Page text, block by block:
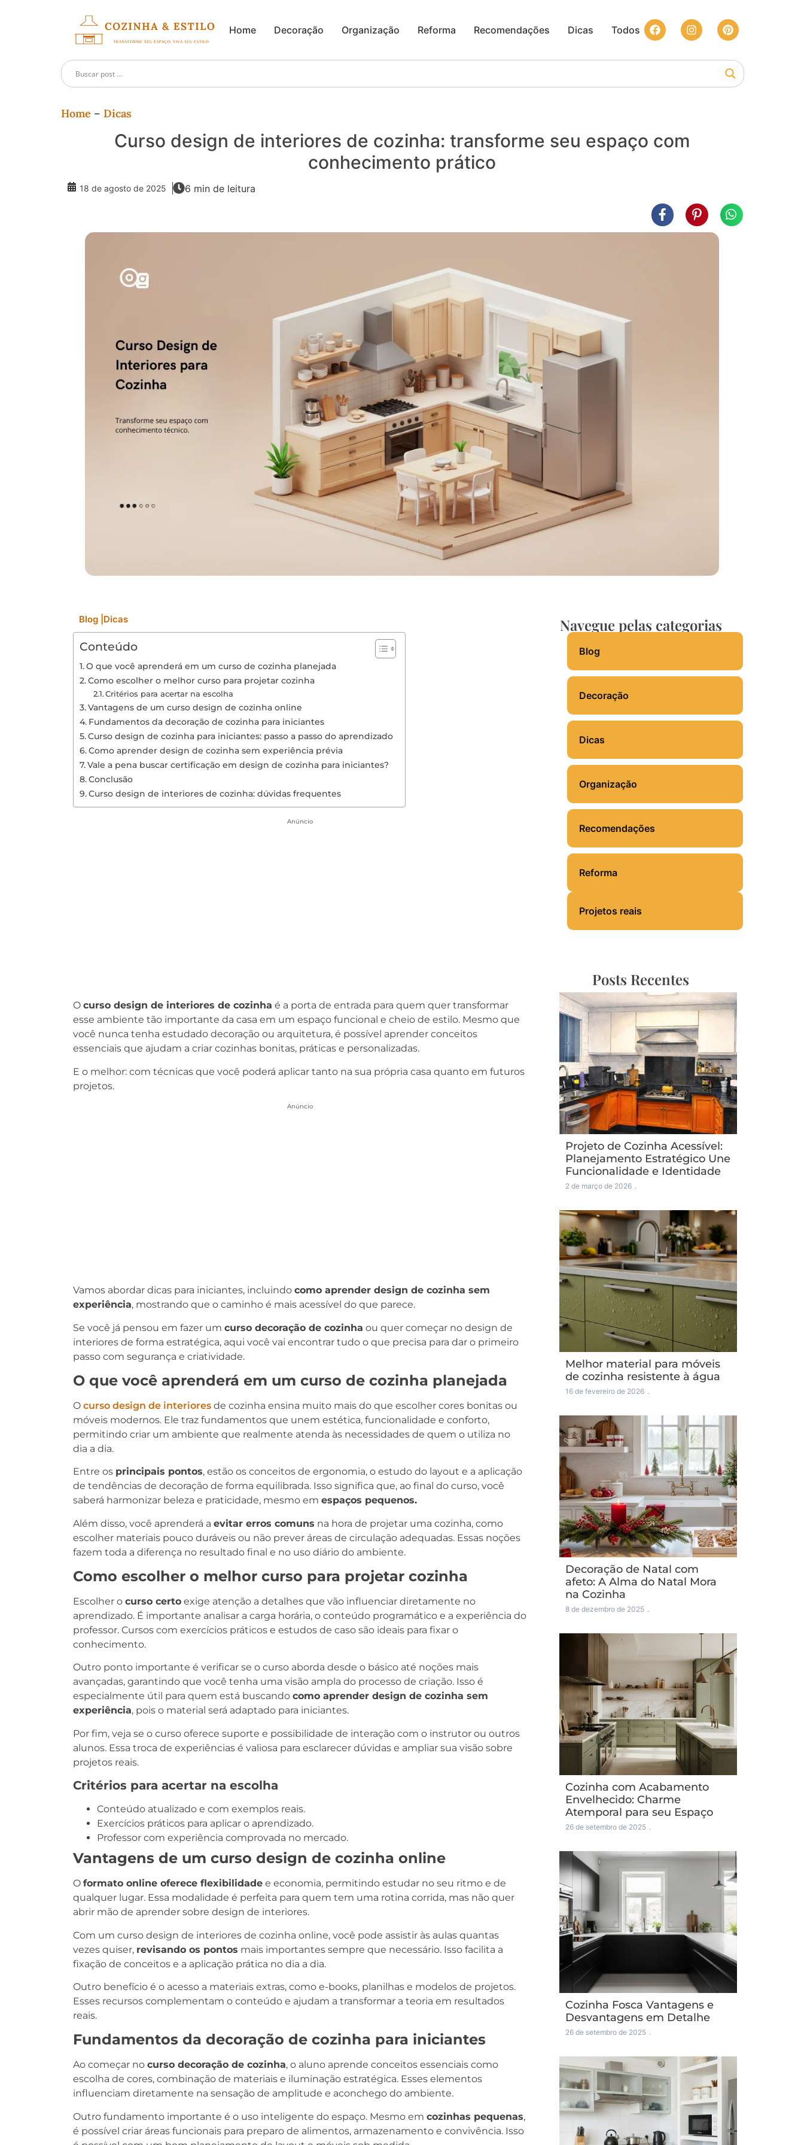
Home Decoração Organização Reforma Recomendações Dicas Todos
Home – Dicas
Curso design de interiores de cozinha: transforme seu espaço com
conhecimento prático
18 de agosto de 2025 6 min de leitura
Blog Dicas
Conteúdo
O que você aprenderá em um curso de cozinha planejada
Como escolher o melhor curso para projetar cozinha
Critérios para acertar na escolha
Vantagens de um curso design de cozinha online
Fundamentos da decoração de cozinha para iniciantes
Curso design de cozinha para iniciantes: passo a passo do aprendizado
Como aprender design de cozinha sem experiência prévia
Vale a pena buscar certificação em design de cozinha para iniciantes?
Conclusão
Curso design de interiores de cozinha: dúvidas frequentes
Anúncio
O curso design de interiores de cozinha é a porta de entrada para quem quer transformar
esse ambiente tão importante da casa em um espaço funcional e cheio de estilo. Mesmo que
você nunca tenha estudado decoração ou arquitetura, é possível aprender conceitos
essenciais que ajudam a criar cozinhas bonitas, práticas e personalizadas.
E o melhor: com técnicas que você poderá aplicar tanto na sua própria casa quanto em futuros
projetos.
Anúncio
Vamos abordar dicas para iniciantes, incluindo como aprender design de cozinha sem
experiência, mostrando que o caminho é mais acessível do que parece.
Se você já pensou em fazer um curso decoração de cozinha ou quer começar no design de
interiores de forma estratégica, aqui você vai encontrar tudo o que precisa para dar o primeiro
passo com segurança e criatividade.
O que você aprenderá em um curso de cozinha planejada
O curso design de interiores de cozinha ensina muito mais do que escolher cores bonitas ou
móveis modernos. Ele traz fundamentos que unem estética, funcionalidade e conforto,
permitindo criar um ambiente que realmente atenda às necessidades de quem o utiliza no
dia a dia.
Entre os principais pontos, estão os conceitos de ergonomia, o estudo do layout e a aplicação
de tendências de decoração de forma equilibrada. Isso significa que, ao final do curso, você
saberá harmonizar beleza e praticidade, mesmo em espaços pequenos.
Além disso, você aprenderá a evitar erros comuns na hora de projetar uma cozinha, como
escolher materiais pouco duráveis ou não prever áreas de circulação adequadas. Essas noções
fazem toda a diferença no resultado final e no uso diário do ambiente.
Como escolher o melhor curso para projetar cozinha
Escolher o curso certo exige atenção a detalhes que vão influenciar diretamente no
aprendizado. É importante analisar a carga horária, o conteúdo programático e a experiência do
professor. Cursos com exercícios práticos e estudos de caso são ideais para fixar o
conhecimento.
Outro ponto importante é verificar se o curso aborda desde o básico até noções mais
avançadas, garantindo que você tenha uma visão ampla do processo de criação. Isso é
especialmente útil para quem está buscando como aprender design de cozinha sem
experiência, pois o material será adaptado para iniciantes.
Por fim, veja se o curso oferece suporte e possibilidade de interação com o instrutor ou outros
alunos. Essa troca de experiências é valiosa para esclarecer dúvidas e ampliar sua visão sobre
projetos reais.
Critérios para acertar na escolha
Conteúdo atualizado e com exemplos reais.
Exercícios práticos para aplicar o aprendizado.
Professor com experiência comprovada no mercado.
Vantagens de um curso design de cozinha online
O formato online oferece flexibilidade e economia, permitindo estudar no seu ritmo e de
qualquer lugar. Essa modalidade é perfeita para quem tem uma rotina corrida, mas não quer
abrir mão de aprender sobre design de interiores.
Com um curso design de interiores de cozinha online, você pode assistir às aulas quantas
vezes quiser, revisando os pontos mais importantes sempre que necessário. Isso facilita a
fixação de conceitos e a aplicação prática no dia a dia.
Outro benefício é o acesso a materiais extras, como e-books, planilhas e modelos de projetos.
Esses recursos complementam o conteúdo e ajudam a transformar a teoria em resultados
reais.
Fundamentos da decoração de cozinha para iniciantes
Ao começar no curso decoração de cozinha, o aluno aprende conceitos essenciais como
escolha de cores, combinação de materiais e iluminação estratégica. Esses elementos
influenciam diretamente na sensação de amplitude e aconchego do ambiente.
Outro fundamento importante é o uso inteligente do espaço. Mesmo em cozinhas pequenas,
é possível criar áreas funcionais para preparo de alimentos, armazenamento e convivência. Isso
Navegue pelas categorias
Blog
Decoração
Dicas
Organização
Recomendações
Reforma
Projetos reais
Posts Recentes
Projeto de Cozinha Acessível:
Planejamento Estratégico Une
Funcionalidade e Identidade
2 de março de 2026
Melhor material para móveis
de cozinha resistente à água
16 de fevereiro de 2026
Decoração de Natal com
afeto: A Alma do Natal Mora
na Cozinha
8 de dezembro de 2025
Cozinha com Acabamento
Envelhecido: Charme
Atemporal para seu Espaço
26 de setembro de 2025
Cozinha Fosca Vantagens e
Desvantagens em Detalhe
26 de setembro de 2025